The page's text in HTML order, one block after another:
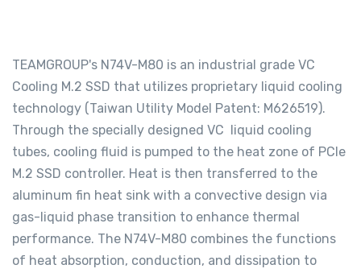
TEAMGROUP's N74V-M80 is an industrial grade VC
Cooling M.2 SSD that utilizes proprietary liquid cooling
technology (Taiwan Utility Model Patent: M626519).
Through the specially designed VC liquid cooling
tubes, cooling fluid is pumped to the heat zone of PCIe
M.2 SSD controller. Heat is then transferred to the
aluminum fin heat sink with a convective design via
gas-liquid phase transition to enhance thermal
performance. The N74V-M80 combines the functions
of heat absorption, conduction, and dissipation to